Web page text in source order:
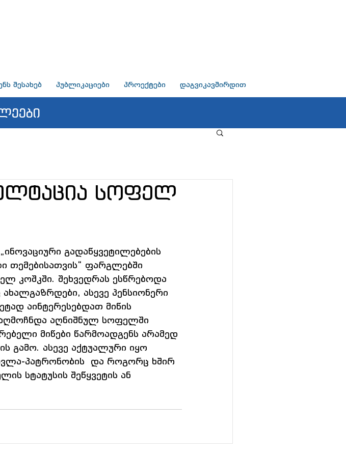
შესახებ პუბლიკაციები პროექტები დაგვიკავშირდით
სოფელ
გადაწყვეტილებების
თემებისათვის“ ფარგლებში
კოშკში. შეხვედრას ესწრებოდა
ასევე პენსიონერი
აინტერესებდათ მიწის
აღნიშნულ სოფელში
მიწები წარმოადგენს არამედ
გამო. ასევე აქტუალური იყო
პატრონობის  და როგორც ხშირ
სტატუსის შეწყვეტის ან